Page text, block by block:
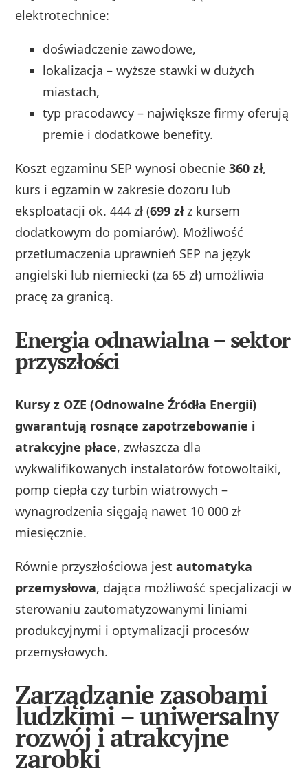
elektrotechnice:
doświadczenie zawodowe,
lokalizacja – wyższe stawki w dużych
miastach,
typ pracodawcy – największe firmy oferują
premie i dodatkowe benefity.
Koszt egzaminu SEP wynosi obecnie360 zł,
kurs i egzamin w zakresie dozoru lub
eksploatacji ok. 444 zł (699 złz kursem
dodatkowym do pomiarów). Możliwość
przetłumaczenia uprawnień SEP na język
angielski lub niemiecki (za 65 zł) umożliwia
pracę za granicą.
Energia odnawialna – sektor
przyszłości
Kursy z OZE (Odnowalne Źródła Energii)
gwarantują rosnące zapotrzebowanie i
atrakcyjne płace, zwłaszcza dla
wykwalifikowanych instalatorów fotowoltaiki,
pomp ciepła czy turbin wiatrowych –
wynagrodzenia sięgają nawet 10 000 zł
miesięcznie.
Równie przyszłościowa jestautomatyka
przemysłowa, dająca możliwość specjalizacji w
sterowaniu zautomatyzowanymi liniami
produkcyjnymi i optymalizacji procesów
przemysłowych.
Zarządzanie zasobami
ludzkimi – uniwersalny
rozwój i atrakcyjne
zarobki